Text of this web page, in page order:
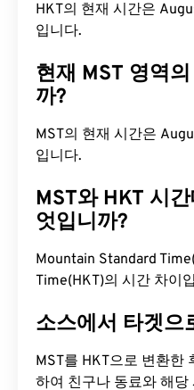
HKT의 현재 시간은
입니다.
현재 MST 영역
까?
MST의 현재 시간은
입니다.
MST와 HKT 시
엇입니까?
Mountain Standard
Time(HKT)의 시간 차이
소스에서 타겟으
MST를 HKT으로 변환한
하여 친구나 동료와 해